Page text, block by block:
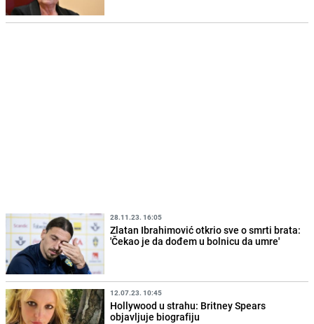
28.11.23. 16:05
Zlatan Ibrahimović otkrio sve o smrti brata:
'Čekao je da dođem u bolnicu da umre'
12.07.23. 10:45
Hollywood u strahu: Britney Spears
objavljuje biografiju